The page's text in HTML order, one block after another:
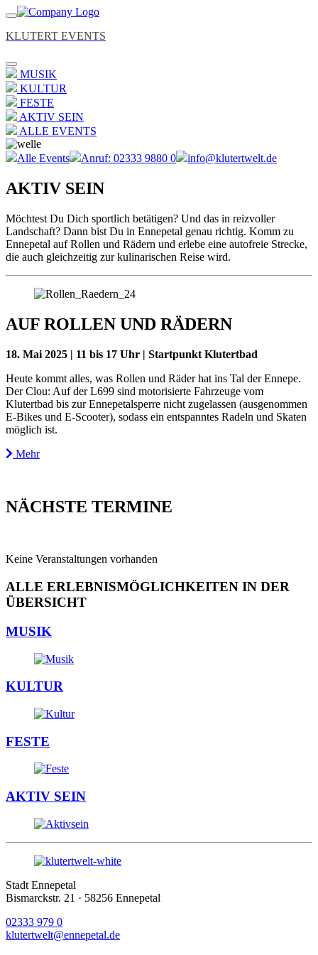
KLUTERT EVENTS
MUSIK
KULTUR
FESTE
AKTIV SEIN
ALLE EVENTS
Alle Events Anruf: 02333 9880 0 info@klutertwelt.de
AKTIV SEIN
Möchtest Du Dich sportlich betätigen? Und das in reizvoller
Landschaft? Dann bist Du in Ennepetal genau richtig. Komm zu
Ennepetal auf Rollen und Rädern und erlebe eine autofreie Strecke,
die auch gleichzeitig zur kulinarischen Reise wird.
AUF ROLLEN UND RÄDERN
18. Mai 2025 | 11 bis 17 Uhr | Startpunkt Klutertbad
Heute kommt alles, was Rollen und Räder hat ins Tal der Ennepe.
Der Clou: Auf der L699 sind motorisierte Fahrzeuge vom
Klutertbad bis zur Ennepetalsperre nicht zugelassen (ausgenommen
E-Bikes und E-Scooter), sodass ein entspanntes Radeln und Skaten
möglich ist.
Mehr
NÄCHSTE TERMINE
Keine Veranstaltungen vorhanden
ALLE ERLEBNISMÖGLICHKEITEN IN DER
ÜBERSICHT
MUSIK
KULTUR
FESTE
AKTIV SEIN
Stadt Ennepetal
Bismarckstr. 21 · 58256 Ennepetal
02333 979 0
klutertwelt@ennepetal.de